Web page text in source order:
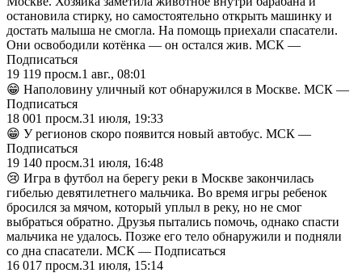
остановила стирку, но самостоятельно открыть машинку и
достать малыша не смогла. На помощь приехали спасатели.
Они освободили котёнка — он остался жив. МСК —
Подписаться
19 119 просм.1 авг., 08:01
😁 Наполовину уличный кот обнаружился в Москве. МСК —
Подписаться
18 001 просм.31 июля, 19:33
😁 У регионов скоро появится новый автобус. МСК —
Подписаться
19 140 просм.31 июля, 16:48
😢 Игра в футбол на берегу реки в Москве закончилась
гибелью девятилетнего мальчика. Во время игры ребенок
бросился за мячом, который уплыл в реку, но не смог
выбраться обратно. Друзья пытались помочь, однако спасти
мальчика не удалось. Позже его тело обнаружили и подняли
со дна спасатели. МСК — Подписаться
16 017 просм.31 июля, 15:14